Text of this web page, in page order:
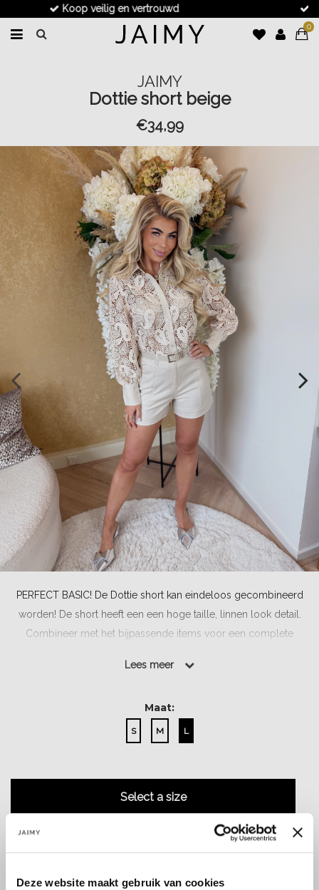
Deze website maakt gebruik van cookies
Voor 17.30u besteld, dezelfde dag verzonden
0
JAIMY
Dottie short beige
€34,99
PERFECT BASIC! De Dottie short kan eindeloos gecombineerd
worden! De short heeft een een hoge taille, linnen look detail.
Combineer met het bijpassende items voor een complete
Lees meer
Lees meer
Maat:
S M L
Select a size